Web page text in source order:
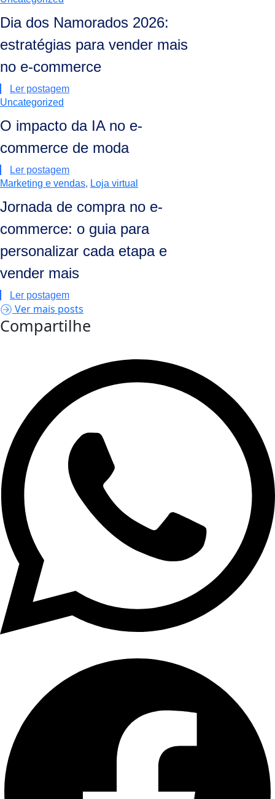
Dia dos Namorados 2026:
estratégias para vender mais
no e-commerce
Ler postagem
Uncategorized
O impacto da IA no e-
commerce de moda
Ler postagem
Marketing e vendas, Loja virtual
Jornada de compra no e-
commerce: o guia para
personalizar cada etapa e
vender mais
Ler postagem
Ver mais posts
Compartilhe